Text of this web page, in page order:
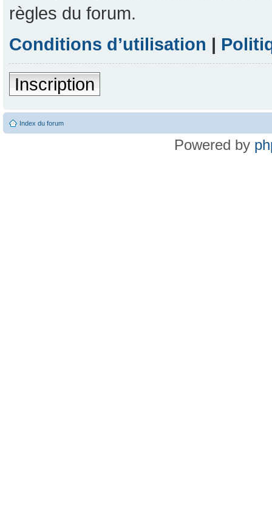
règles du forum.
Conditions d’utilisation |
Inscription
Index du forum
Powered by